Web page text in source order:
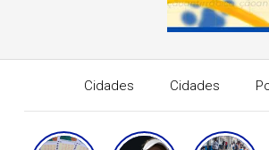
Cidades Cidades